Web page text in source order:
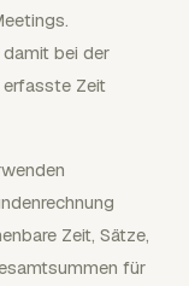
damit bei der
Zeit
Zeit, Sätze,
für